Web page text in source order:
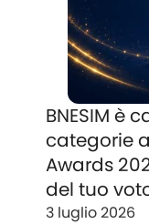
BNESIM è
categorie
Awards
del tuo
3 luglio 2026